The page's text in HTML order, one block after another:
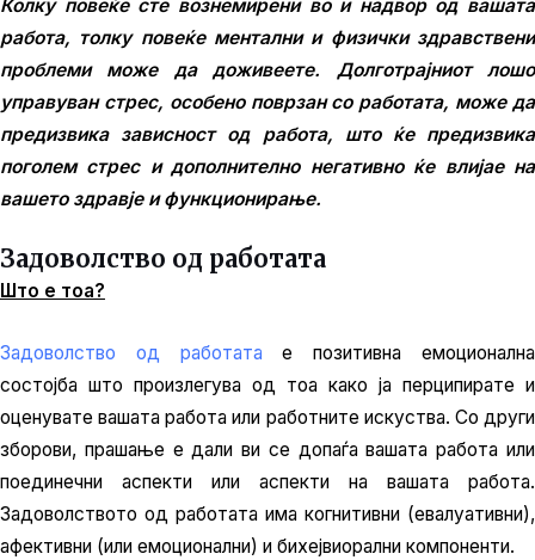
Колку повеќе сте вознемирени во и надвор од вашата
работа, толку повеќе ментални и физички здравствени
проблеми може да доживеете. Долготрајниот лошо
управуван стрес, особено поврзан со работата, може да
предизвика зависност од работа, што ќе предизвика
поголем стрес и дополнително негативно ќе влијае на
вашето здравје и функционирање.
Задоволство од работата
Што е тоа?
Задоволство од работата е позитивна емоционална
состојба што произлегува од тоа како ја перципирате и
оценувате вашата работа или работните искуства. Со други
зборови, прашање е дали ви се допаѓа вашата работа или
поединечни аспекти или аспекти на вашата работа.
Задоволството од работата има когнитивни (евалуативни),
афективни (или емоционални) и бихејвиорални компоненти.